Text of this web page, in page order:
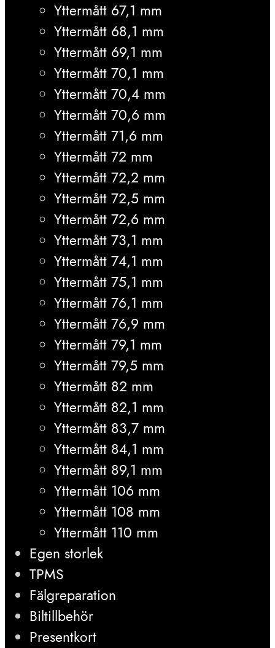
Yttermått 67,1 mm
Yttermått 68,1 mm
Yttermått 69,1 mm
Yttermått 70,1 mm
Yttermått 70,4 mm
Yttermått 70,6 mm
Yttermått 71,6 mm
Yttermått 72 mm
Yttermått 72,2 mm
Yttermått 72,5 mm
Yttermått 72,6 mm
Yttermått 73,1 mm
Yttermått 74,1 mm
Yttermått 75,1 mm
Yttermått 76,1 mm
Yttermått 76,9 mm
Yttermått 79,1 mm
Yttermått 79,5 mm
Yttermått 82 mm
Yttermått 82,1 mm
Yttermått 83,7 mm
Yttermått 84,1 mm
Yttermått 89,1 mm
Yttermått 106 mm
Yttermått 108 mm
Yttermått 110 mm
Egen storlek
TPMS
Fälgreparation
Biltillbehör
Presentkort